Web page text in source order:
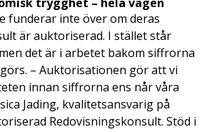
funderar inte över om deras
är auktoriserad. I stället står
det är i arbetet bakom siffrorna
– Auktorisationen gör att vi
innan siffrorna ens når våra
Jading, kvalitetsansvarig på
Redovisningskonsult. Stöd i